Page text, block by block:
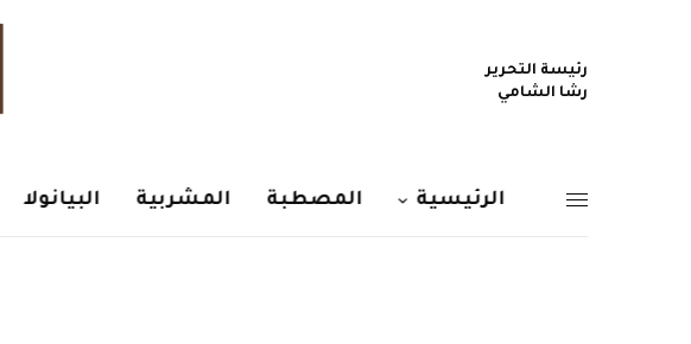
رئيسة التحرير
رشا الشامي
الرئيسية المصطبة المشربية البيانولا